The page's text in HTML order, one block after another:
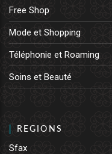
Free Shop
Mode et Shopping
Téléphonie et Roaming
Soins et Beauté
REGIONS
Sfax